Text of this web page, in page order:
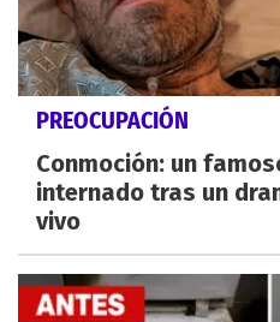
PREOCUPACIÓN
Conmoción: un
internado tras un
vivo